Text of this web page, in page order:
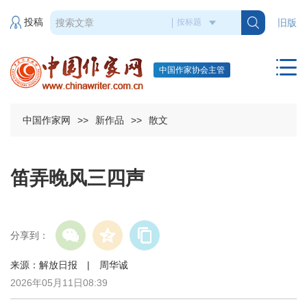
旧版
投稿
中国作家协会主管
中国作家网 >> 新作品 >> 散文
笛弄晚风三四声
分享到：
来源：解放日报 | 周华诚
2026年05月11日08:39